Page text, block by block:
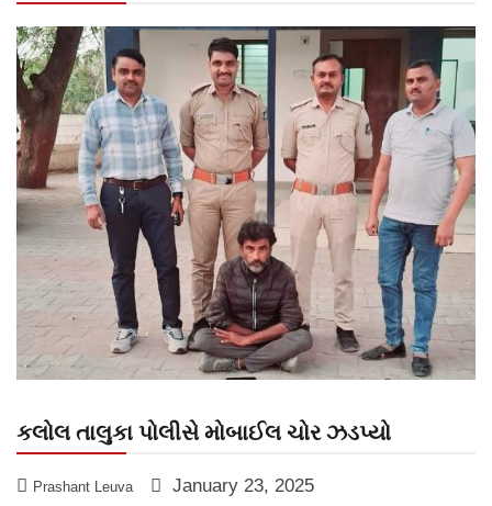
કલોલ તાલુકા પોલીસે મોબાઈલ ચોર ઝડપ્યો
Prashant Leuva January 23, 2025